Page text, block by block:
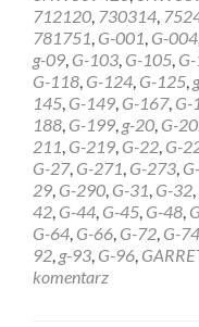
712120, 730314,
781751, G-001, G-004
g-09, G-103, G-105,
G-118, G-124, G-125,
145, G-149, G-167, G-
188, G-199, g-20, G-
211, G-219, G-22, G-
G-27, G-271, G-273,
29, G-290, G-31, G-32,
42, G-44, G-45, G-48,
G-64, G-66, G-72, G-74
92, g-93, G-96,
komentarz